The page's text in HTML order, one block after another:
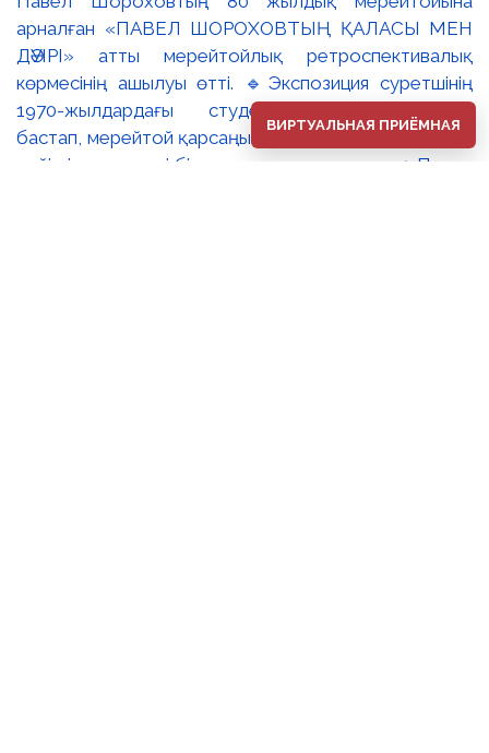
арналған «ПАВЕЛ ШОРОХОВТЫҢ ҚАЛАСЫ МЕН
ДӘУІРІ» атты мерейтойлық ретроспективалық
көрмесінің ашылуы өтті. 🔹Экспозиция суретшінің
1970-жылдардағы студенттік туындыларынан
бастап, мерейтой қарсаңындағы соңғы еңбектеріне
дейінгі әр кезеңді бір арнаға тоғыстырады. 🔸Павел
ВИРТУАЛЬНАЯ ПРИЁМНАЯ